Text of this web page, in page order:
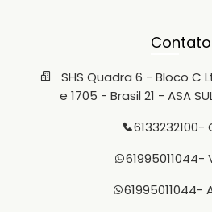
Contato
SHS Quadra 6 - Bloco C
e 1705 - Brasil 21 - ASA
6133232100-
61995011044-
61995011044-